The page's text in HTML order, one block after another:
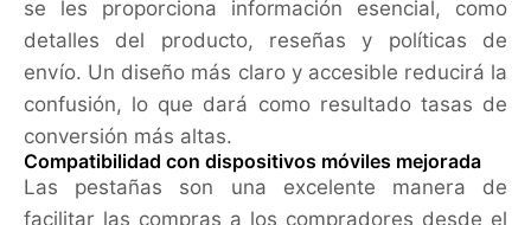
se les proporciona información esencial, como
detalles del producto, reseñas y políticas de
envío. Un diseño más claro y accesible reducirá la
confusión, lo que dará como resultado tasas de
conversión más altas.
Compatibilidad con dispositivos móviles mejorada
Las pestañas son una excelente manera de
facilitar las compras a los compradores desde el